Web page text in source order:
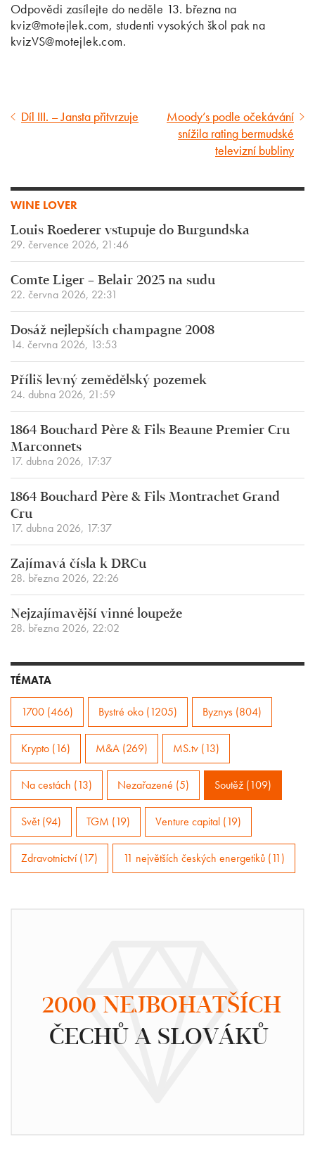
Odpovědi zasílejte do neděle 13. března na
kviz@motejlek.com, studenti vysokých škol pak na
kvizVS@motejlek.com.
Předcházející
Díl III. – Jansta přitvrzuje
Následující
článek
Moody’s podle očekávání
snížila rating bermudské
televizní bubliny
WINE LOVER
Louis Roederer vstupuje do Burgundska
29. července 2026, 21:46
Comte Liger – Belair 2025 na sudu
22. června 2026, 22:31
Dosáž nejlepších champagne 2008
14. června 2026, 13:53
Příliš levný zemědělský pozemek
24. dubna 2026, 21:59
1864 Bouchard Père & Fils Beaune Premier Cru
Marconnets
17. dubna 2026, 17:37
1864 Bouchard Père & Fils Montrachet Grand
Cru
17. dubna 2026, 17:37
Zajímavá čísla k DRCu
28. března 2026, 22:26
Nejzajímavější vinné loupeže
28. března 2026, 22:02
TÉMATA
1700 (466) Bystré oko (1205) Byznys (804)
Krypto (16) M&A (269) MS.tv (13)
Na cestách (13) Nezařazené (5) Soutěž (109)
Svět (94) TGM (19) Venture capital (19)
Zdravotnictví (17) 11 největších českých energetiků (11)
2000 NEJBOHATŠÍCH
ČECHŮ A SLOVÁKŮ